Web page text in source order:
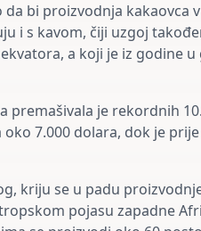
bi proizvodnja kakaovca
i s kavom, čiji uzgoj
a koji je iz godine
premašivala je rekordnih
7.000 dolara, dok je
kriju se u padu
pojasu zapadne